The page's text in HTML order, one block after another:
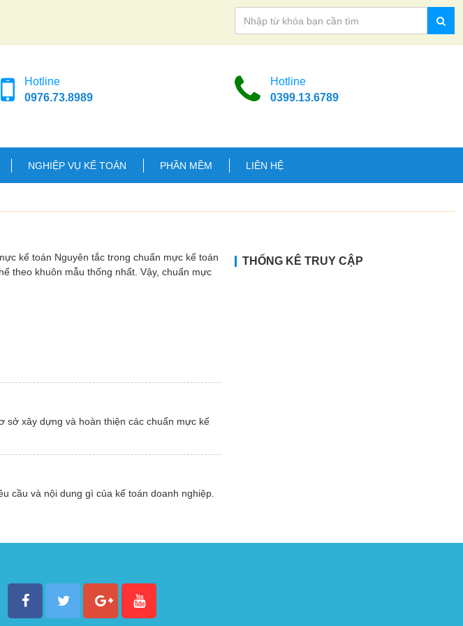
Hotline
0976.73.8989
Hotline
0399.13.6789
NGHIỆP VỤ KẾ TOÁN PHẦN MỀM LIÊN HỆ
kế toán Nguyên tắc trong chuẩn mực kế toán
theo khuôn mẫu thống nhất. Vậy, chuẩn mực
sở xây dựng và hoàn thiện các chuẩn mực kế
cầu và nội dung gì của kế toán doanh nghiệp.
THỐNG KÊ TRUY CẬP